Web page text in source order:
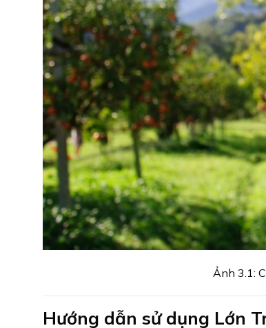
Ảnh 3.1:
Hướng dẫn sử dụng Lớn